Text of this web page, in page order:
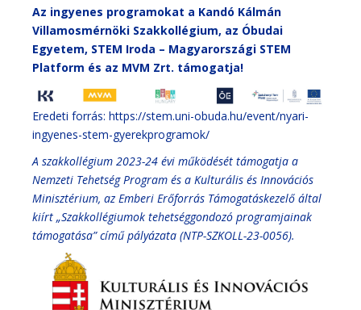
Az ingyenes programokat a Kandó Kálmán
Villamosmérnöki Szakkollégium, az Óbudai
Egyetem, STEM Iroda – Magyarországi STEM
Platform és az MVM Zrt. támogatja!
Eredeti forrás: https://stem.uni-obuda.hu/event/nyari-
ingyenes-stem-gyerekprogramok/
A szakkollégium 2023-24 évi működését támogatja a
Nemzeti Tehetség Program és a Kulturális és Innovációs
Minisztérium, az Emberi Erőforrás Támogatáskezelő által
kiírt „Szakkollégiumok tehetséggondozó programjainak
támogatása” című pályázata (NTP-SZKOLL-23-0056).